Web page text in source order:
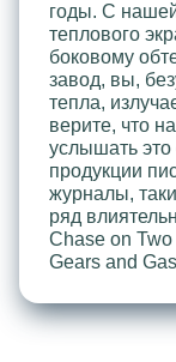
годы. С
теплового
боковому
завод, вы,
тепла,
верите, что
услышать
продукции
журналы,
ряд
Chase on
Gears and